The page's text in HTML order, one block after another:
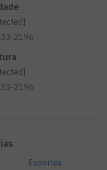
2196
2196
Esportes